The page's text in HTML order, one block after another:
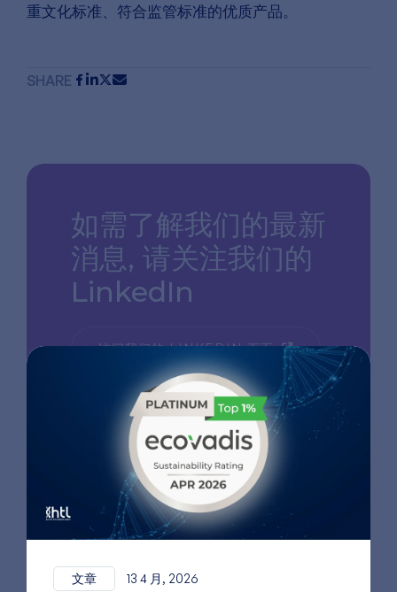
文章 13 4 月, 2026
重文化标准、符合监管标准的优质产品。
SHARE
如需了解我们的最新
消息, 请关注我们的
LinkedIn
访问我们的 LINKEDIN 页面